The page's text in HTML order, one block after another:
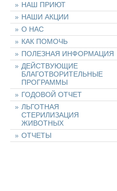
НАШ ПРИЮТ
НАШИ АКЦИИ
О НАС
КАК ПОМОЧЬ
ПОЛЕЗНАЯ ИНФОРМАЦИЯ
ДЕЙСТВУЮЩИЕ
БЛАГОТВОРИТЕЛЬНЫЕ
ПРОГРАММЫ
ГОДОВОЙ ОТЧЕТ
ЛЬГОТНАЯ
СТЕРИЛИЗАЦИЯ
ЖИВОТНЫХ
ОТЧЕТЫ